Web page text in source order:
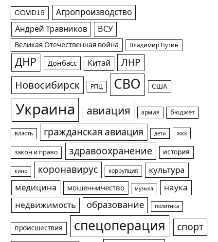
COVID19 Агропроизводство
Андрей Травников ВСУ
Великая Отечественная война Владимир Путин
ДНР Донбасс Китай ЛНР
Новосибирск РПЦ СВО США
Украина авиация армия бюджет
власть гражданская авиация дети жкх
закон и право здравоохранение история
кино коронавирус коррупция
культура
медицина
мошенничество музыка
наука
недвижимость
образование политика
происшествия спецоперация спорт